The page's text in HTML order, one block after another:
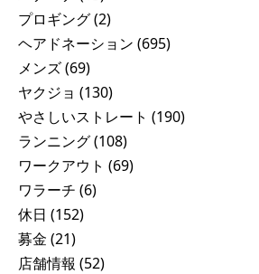
プロギング(2)
ヘアドネーション (695)
メンズ(69)
ヤクジョ (130)
やさしいストレート (190)
ランニング(108)
ワークアウト (69)
ワラーチ (6)
休日 (152)
募金 (21)
店舗情報 (52)